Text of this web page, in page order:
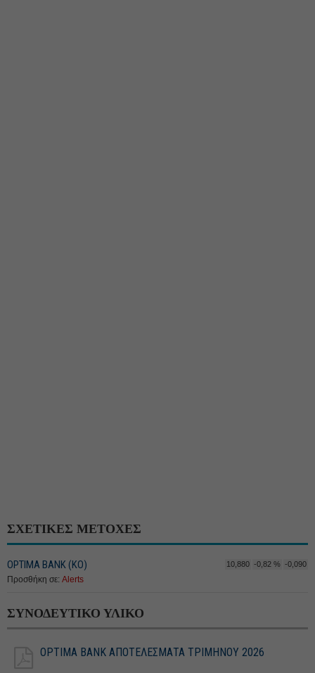
ΣΧΕΤΙΚΕΣ ΜΕΤΟΧΕΣ
OPTIMA BANK (ΚΟ) 10,880 -0,82 % -0,090
Προσθήκη σε: Alerts
ΣΥΝΟΔΕΥΤΙΚΟ ΥΛΙΚΟ
OPTIMA BANK ΑΠΟΤΕΛΕΣΜΑΤΑ ΤΡΙΜΗΝΟΥ 2026